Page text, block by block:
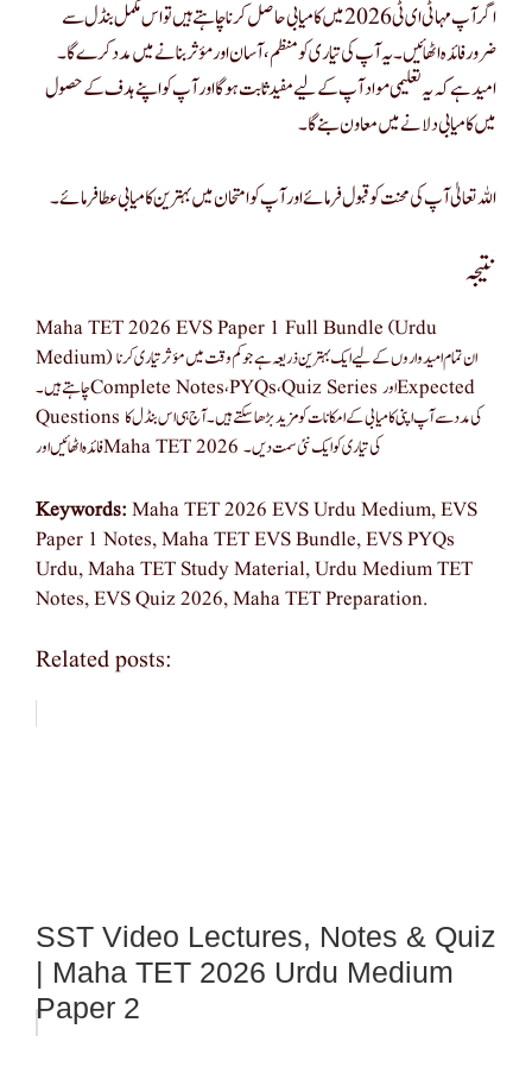
اگر آپ مہا ٹی ای ٹی 2026 میں کامیابی حاصل کرنا چاہتے ہیں تو اس مکمل بنڈل سے
ضرور فائدہ اٹھائیں۔ یہ آپ کی تیاری کو منظم، آسان اور مؤثر بنانے میں مدد کرے گا۔
امید ہے کہ یہ تعلیمی مواد آپ کے لیے مفید ثابت ہوگا اور آپ کو اپنے ہدف کے حصول
میں کامیابی دلانے میں معاون بنے گا۔
اللہ تعالیٰ آپ کی محنت کو قبول فرمائے اور آپ کو امتحان میں بہترین کامیابی عطا فرمائے۔
نتیجہ
Maha TET 2026 EVS Paper 1 Full Bundle (Urdu
Medium) ان تمام امیدواروں کے لیے ایک بہترین ذریعہ ہے جو کم وقت میں مؤثر تیاری کرنا
چاہتے ہیں۔ Complete Notes، PYQs، Quiz Series اور Expected
Questions کی مدد سے آپ اپنی کامیابی کے امکانات کو مزید بڑھا سکتے ہیں۔ آج ہی اس بنڈل کا
فائدہ اٹھائیں اور Maha TET 2026 کی تیاری کو ایک نئی سمت دیں۔
Keywords: Maha TET 2026 EVS Urdu Medium, EVS
Paper 1 Notes, Maha TET EVS Bundle, EVS PYQs
Urdu, Maha TET Study Material, Urdu Medium TET
Notes, EVS Quiz 2026, Maha TET Preparation.
Related posts:
SST Video Lectures, Notes & Quiz
| Maha TET 2026 Urdu Medium
Paper 2